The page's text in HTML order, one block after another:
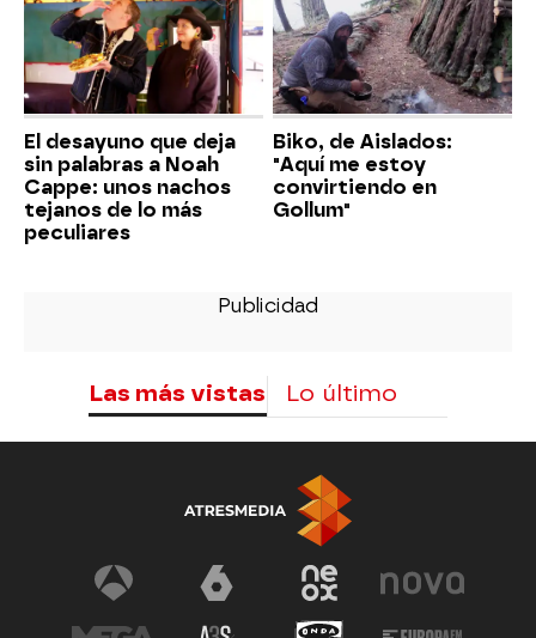
El desayuno que deja
sin palabras a Noah
Cappe: unos nachos
tejanos de lo más
peculiares
Biko, de Aislados:
"Aquí me estoy
convirtiendo en
Gollum"
Las más vistas Lo último